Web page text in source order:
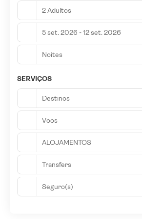
2 Adultos
5 set. 2026 - 12 set. 2026
Noites
SERVIÇOS
Destinos
Voos
ALOJAMENTOS
Transfers
Seguro(s)